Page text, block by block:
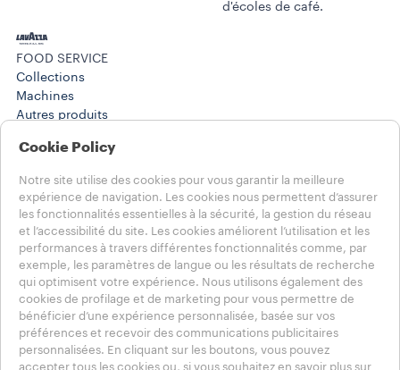
d'écoles de café.
FOOD SERVICE
Collections
Machines​
Autres produits
Histoires
WORK SOLUTIONS
Produits
Histoires
AIDE
FAQ
Contactez-nous
Informations légales
Conditions d’utilisation
Choisissez votre pays
Cookie Policy
Notre site utilise des cookies pour vous garantir la meilleure
expérience de navigation. Les cookies nous permettent d’assurer
les fonctionnalités essentielles à la sécurité, la gestion du réseau
et l’accessibilité du site. Les cookies améliorent l’utilisation et les
performances à travers différentes fonctionnalités comme, par
exemple, les paramètres de langue ou les résultats de recherche
qui optimisent votre expérience. Nous utilisons également des
cookies de profilage et de marketing pour vous permettre de
bénéficier d’une expérience personnalisée, basée sur vos
préférences et recevoir des communications publicitaires
personnalisées. En cliquant sur les boutons, vous pouvez
accepter tous les cookies ou, si vous souhaitez en savoir plus sur